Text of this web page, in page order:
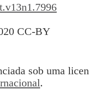
CC-BY
sob uma
.